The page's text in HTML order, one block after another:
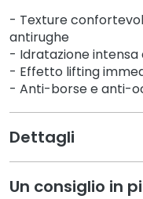
e
s
t
r
u
c
a
n
t
- Texture
antirughe
- Idratazione
- Effetto lifting
- Anti-borse e anti-
Dettagli
Un consiglio in